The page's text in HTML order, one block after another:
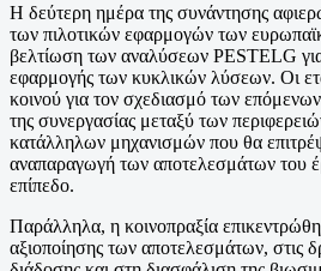
Η δεύτερη ημέρα της συνάντησης
των πιλοτικών εφαρμογών των
βελτίωση των αναλύσεων PESTELG
εφαρμογής των κυκλικών λύσεων. Οι
κοινού για τον σχεδιασμό των
της συνεργασίας μεταξύ των
κατάλληλων μηχανισμών που θα
αναπαραγωγή των αποτελεσμάτων του
επίπεδο.
Παράλληλα, η κοινοπραξία
αξιοποίησης των αποτελεσμάτων, στις